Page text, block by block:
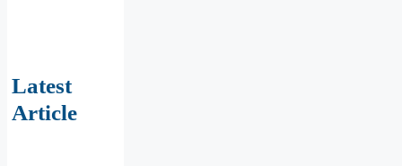
Latest
Article